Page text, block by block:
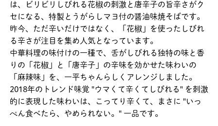
は、ビリビリしびれる花椒の刺激と唐辛子の旨辛さがク
セになる、特製とうがらしマヨ付の醤油味焼そばです。
昨今、ただ辛いだけではなく、「花椒」を使ったしびれ
る辛さが注目を集め人気となっています。
中華料理の味付けの一種で、舌がしびれる独特の味と香
りの「花椒」と「唐辛子」の辛味を効かせた味わいの
「麻辣味」を、一平ちゃんらしくアレンジしました。
2018年のトレンド味覚 "ウマくて辛くてしびれる" を刺激
的に表現した味わいは、こってり辛くて、まさに "いっ
ぺん食べたら、やめられない。" 一品です。